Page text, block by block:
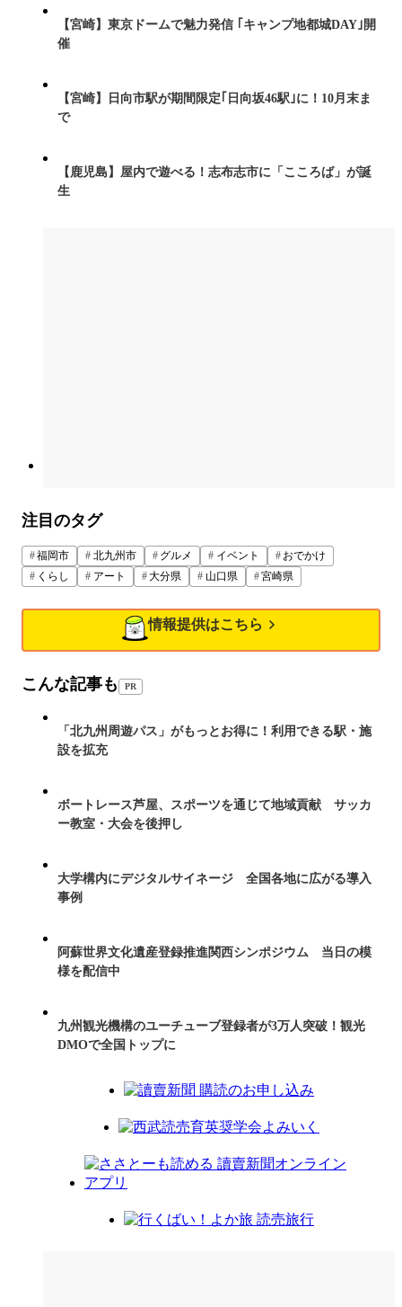
【宮崎】東京ドームで魅力発信 ｢キャンプ地都城DAY｣開
催
【宮崎】日向市駅が期間限定｢日向坂46駅｣に！10月末ま
で
【鹿児島】屋内で遊べる！志布志市に「こころば」が誕
生
注目のタグ
福岡市 北九州市 グルメ イベント
おでかけ
くらし
アート 大分県 山口県 宮崎県
情報提供はこちら
こんな記事も PR
「北九州周遊パス」がもっとお得に！利用できる駅・施
設を拡充
ボートレース芦屋、スポーツを通じて地域貢献 サッカ
ー教室・大会を後押し
大学構内にデジタルサイネージ 全国各地に広がる導入
事例
阿蘇世界文化遺産登録推進関西シンポジウム 当日の模
様を配信中
九州観光機構のユーチューブ登録者が3万人突破！観光
DMOで全国トップに